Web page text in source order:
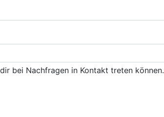
bei Nachfragen in Kontakt treten können.